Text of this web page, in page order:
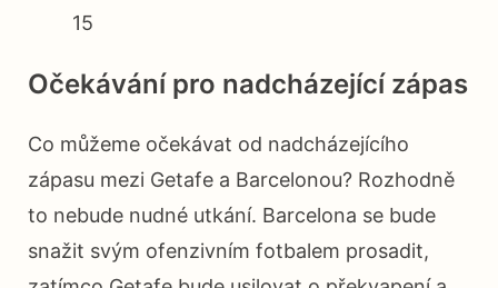
15
Očekávání pro nadcházející zápas
Co můžeme očekávat od nadcházejícího
zápasu mezi Getafe a Barcelonou? Rozhodně
to nebude nudné utkání. Barcelona se bude
snažit svým ofenzivním fotbalem prosadit,